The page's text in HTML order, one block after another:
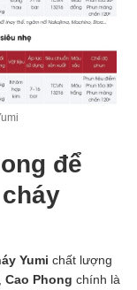
để
Yumi chất lượng
Cao Phong chính là